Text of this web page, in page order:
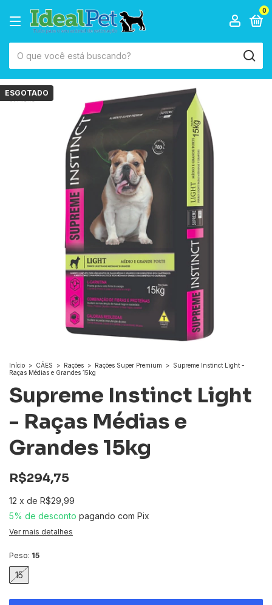
0
ESGOTADO
Início > CÃES > Rações > Rações Super Premium > Supreme Instinct Light -
Raças Médias e Grandes 15kg
Supreme Instinct Light
- Raças Médias e
Grandes 15kg
R$294,75
12 x de R$29,99
5% de desconto pagando com Pix
Ver mais detalhes
Peso: 15
15